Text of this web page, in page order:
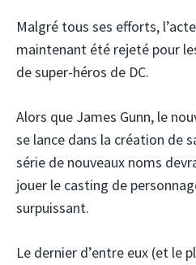
Malgré tous ses efforts,
maintenant été rejeté pour
de super-héros de DC.
Alors que James Gunn, le
se lance dans la création de
série de nouveaux noms
jouer le casting de
surpuissant.
Le dernier d’entre eux (et le